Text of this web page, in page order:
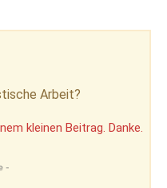
Arbeit?
kleinen Beitrag. Danke.
-